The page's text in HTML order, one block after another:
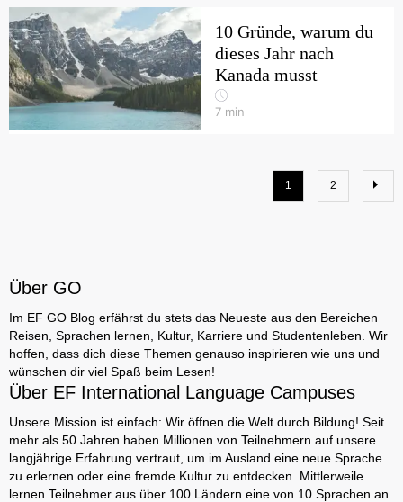
10 Gründe, warum du
dieses Jahr nach
Kanada musst
7 min
1 2
Über GO
Im EF GO Blog erfährst du stets das Neueste aus den Bereichen
Reisen, Sprachen lernen, Kultur, Karriere und Studentenleben. Wir
hoffen, dass dich diese Themen genauso inspirieren wie uns und
wünschen dir viel Spaß beim Lesen!
Über EF International Language Campuses
Unsere Mission ist einfach: Wir öffnen die Welt durch Bildung! Seit
mehr als 50 Jahren haben Millionen von Teilnehmern auf unsere
langjährige Erfahrung vertraut, um im Ausland eine neue Sprache
zu erlernen oder eine fremde Kultur zu entdecken. Mittlerweile
lernen Teilnehmer aus über 100 Ländern eine von 10 Sprachen an